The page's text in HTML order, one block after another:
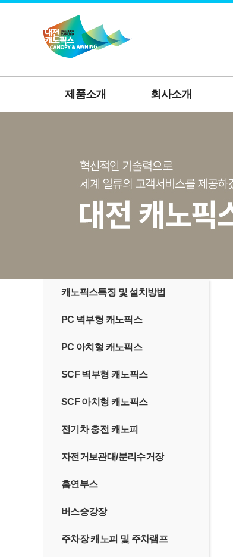
제품소개 회사소개
캐노픽스특징 및 설치방법
PC 벽부형 캐노픽스
PC 아치형 캐노픽스
SCF 벽부형 캐노픽스
SCF 아치형 캐노픽스
전기차 충전 캐노피
자전거보관대/분리수거장
흡연부스
버스승강장
주차장 캐노피 및 주차램프